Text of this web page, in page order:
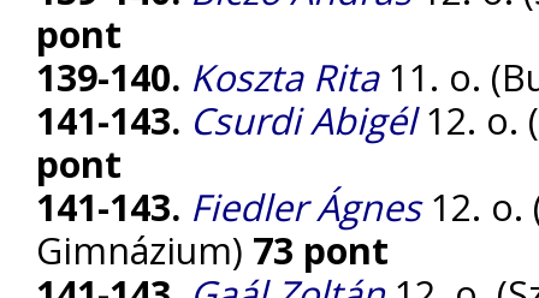
pont
139-140. Koszta Rita11. o.
141-143. Csurdi Abigél12. o.
pont
141-143. Fiedler Ágnes12. o.
Gimnázium) 73 pont